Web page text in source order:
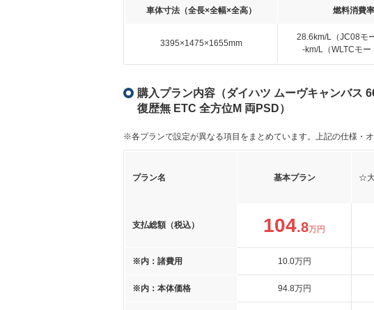
車体寸法（全長×全幅×全高） 燃料消費率
3395×1475×1655mm
28.6km/L（JC08モ
-km/L（WLTCモー
購入プラン内容（ダイハツ ムーヴキャンバス
復歴無 ETC 全方位M 両PSD）
※各プランで設定が異なる項目をまとめています。上記の仕様・
プラン名 基本プラン
☆
支払総額（税込） 104.8万円
※内：諸費用 10.0万円
※内：本体価格 94.8万円